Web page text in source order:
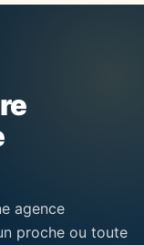
agence
proche ou toute